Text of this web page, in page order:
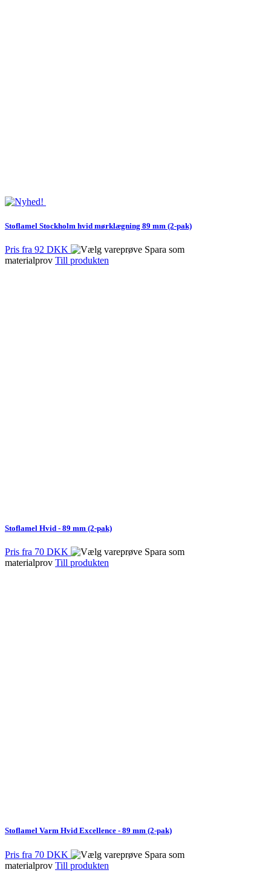
Stoflamel Stockholm hvid mørklægning 89 mm (2-pak)
Pris fra 92 DKK
Spara som
materialprov Till produkten
Stoflamel Hvid - 89 mm (2-pak)
Pris fra 70 DKK
Spara som
materialprov Till produkten
Stoflamel Varm Hvid Excellence - 89 mm (2-pak)
Pris fra 70 DKK
Spara som
materialprov Till produkten